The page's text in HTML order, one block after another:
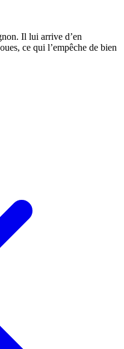
Il lui arrive d’en
ce qui l’empêche de bien